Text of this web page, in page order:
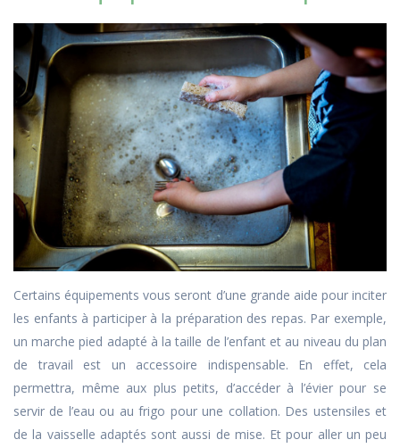
Certains équipements vous seront d’une grande aide pour inciter
les enfants à participer à la préparation des repas. Par exemple,
un marche pied adapté à la taille de l’enfant et au niveau du plan
de travail est un accessoire indispensable. En effet, cela
permettra, même aux plus petits, d’accéder à l’évier pour se
servir de l’eau ou au frigo pour une collation. Des ustensiles et
de la vaisselle adaptés sont aussi de mise. Et pour aller un peu